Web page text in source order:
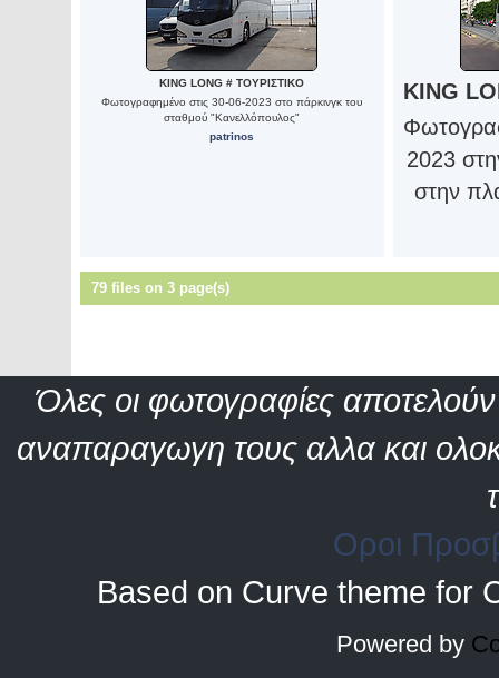
KING LONG # ΤΟΥΡΙΣΤΙΚΟ
Φωτογραφημένο στις 30-06-2023 στο πάρκινγκ του
σταθμού "Κανελλόπουλος"
patrinos
KING
2023
στην
79 files on 3 page(s)
Όλες οι φωτογραφίες αποτελούν
αναπαραγωγη τους αλλα και
Οροι
Based on Curve theme for
Powered by